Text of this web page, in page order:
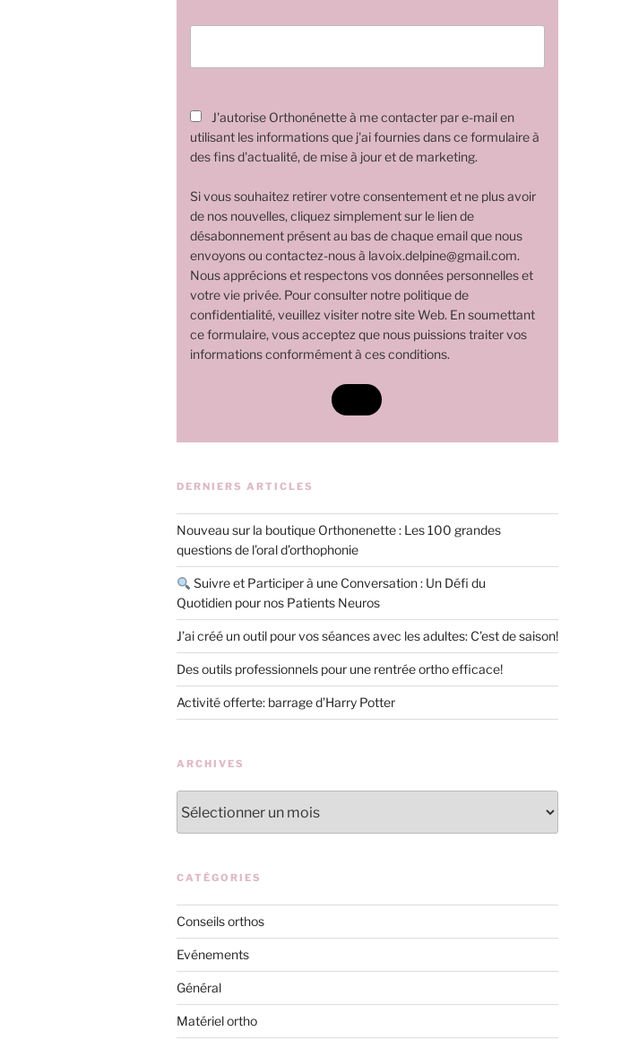
J'autorise Orthonénette à me contacter par e-mail en
utilisant les informations que j'ai fournies dans ce formulaire à
des fins d'actualité, de mise à jour et de marketing.
Si vous souhaitez retirer votre consentement et ne plus avoir
de nos nouvelles, cliquez simplement sur le lien de
désabonnement présent au bas de chaque email que nous
envoyons ou contactez-nous à lavoix.delpine@gmail.com.
Nous apprécions et respectons vos données personnelles et
votre vie privée. Pour consulter notre politique de
confidentialité, veuillez visiter notre site Web. En soumettant
ce formulaire, vous acceptez que nous puissions traiter vos
informations conformément à ces conditions.
DERNIERS ARTICLES
Nouveau sur la boutique Orthonenette : Les 100 grandes
questions de l’oral d’orthophonie
Suivre et Participer à une Conversation : Un Défi du
Quotidien pour nos Patients Neuros
J’ai créé un outil pour vos séances avec les adultes: C’est de saison!
Des outils professionnels pour une rentrée ortho efficace!
Activité offerte: barrage d’Harry Potter
ARCHIVES
CATÉGORIES
Conseils orthos
Evénements
Général
Matériel ortho